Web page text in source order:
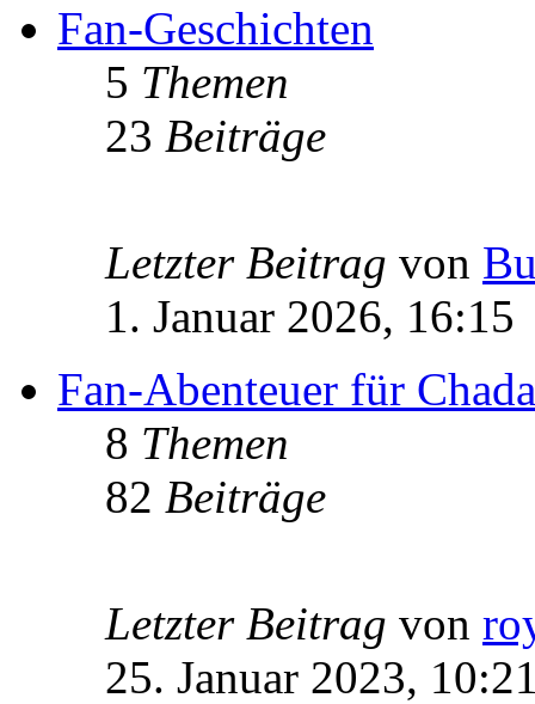
Fan-Geschichten
5 Themen
23 Beiträge
Letzter Beitrag von
1. Januar 2026, 16:15
Fan-Abenteuer für
8 Themen
82 Beiträge
Letzter Beitrag von
25. Januar 2023,